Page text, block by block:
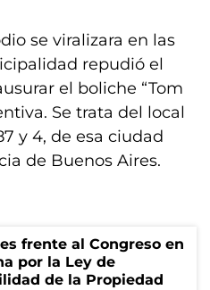
se viralizara en las
repudió el
el boliche “Tom
Se trata del local
y 4, de esa ciudad
de Buenos Aires.
frente al Congreso en
por la Ley de
de la Propiedad